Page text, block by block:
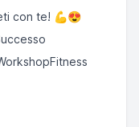
con te! 💪😍